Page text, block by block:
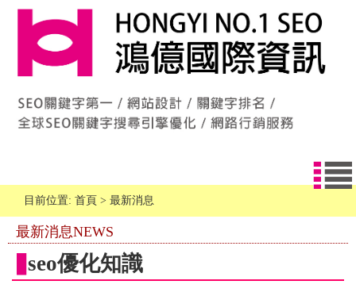
目前位置: 首頁 > 最新消息
最新消息NEWS
seo優化知識